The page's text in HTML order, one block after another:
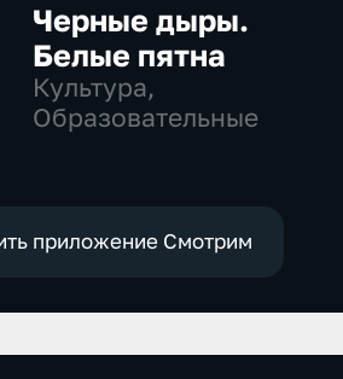
Черные дыры.
Белые пятна
Культура,
Образовательные
приложение Смотрим